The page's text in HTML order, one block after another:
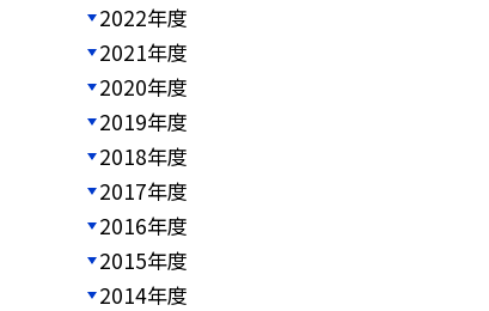
2022年度
2021年度
2020年度
2019年度
2018年度
2017年度
2016年度
2015年度
2014年度